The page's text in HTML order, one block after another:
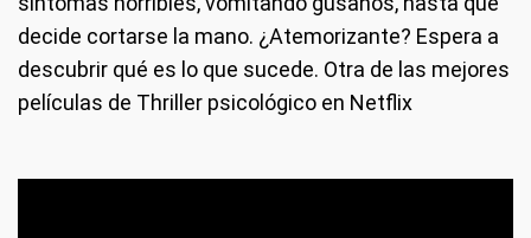
decide cortarse la mano. ¿Atemorizante? Espera a
descubrir qué es lo que sucede. Otra de las mejores
películas de Thriller psicológico en Netflix